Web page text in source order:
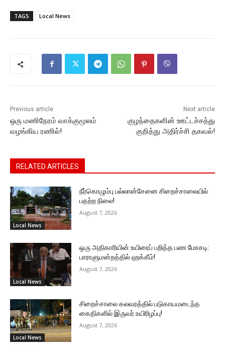
c
itt ai
p
p
n
g k
TAGS Local News
Previous article
ஒரு மணிநேரம் வாக்குமூலம்
வழங்கிய ரணில்!
Next article
குழந்தைகளின் ஊட்டச்சத்து
குறித்து அதிர்ச்சி தகவல்!
RELATED ARTICLES
Local News
நீர்கொழும்பு பல்லான்சேனை சிறைச்சாலையில்
பதற்ற நிலை!
August 7, 2026
Local News
ஒரு அதிகாரியின் உயிரைப் பறித்த பண மோசடி:
பாராளுமன்றத்தில் ஹக்கீம்!
August 7, 2026
Local News
சிறைச்சாலை கலவரத்தில் படுகாயமடைந்த
கைதிகளில் இருவர் உயிரிழப்பு!
August 7, 2026